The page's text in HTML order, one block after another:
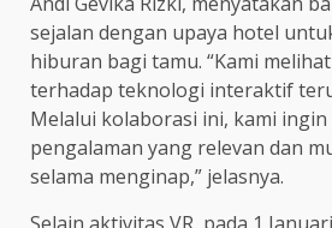
sejalan dengan upaya hotel
hiburan bagi tamu. “Kami
terhadap teknologi interaktif
Melalui kolaborasi ini, kami ingin
pengalaman yang relevan dan
selama menginap,” jelasnya.